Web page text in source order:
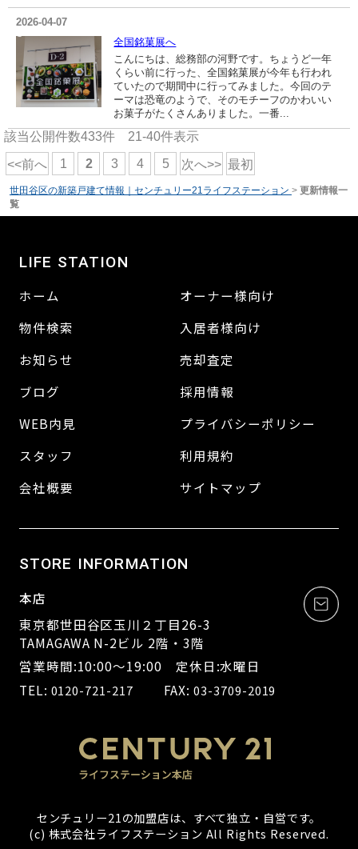
2026-04-07
全国銘菓展へ
こんにちは、総務部の河野です。ちょうど一年
くらい前に行った、全国銘菓展が今年も行われ
ていたので期間中に行ってみました。今回のテ
ーマは恐竜のようで、そのモチーフのかわいい
お菓子がたくさんありました。一番...
該当公開件数433件 21-40件表示
<<前へ 1 2 3 4 5 次へ>> 最初
世田谷区の新築戸建て情報｜センチュリー21ライフステーション > 更新情報一
覧
LIFE STATION
ホーム
物件検索
お知らせ
ブログ
WEB内見
スタッフ
会社概要
オーナー様向け
入居者様向け
売却査定
採用情報
プライバシーポリシー
利用規約
サイトマップ
STORE INFORMATION
本店
東京都世田谷区玉川２丁目26-3
TAMAGAWA N-2ビル 2階・3階
営業時間:10:00～19:00 定休日:水曜日
TEL: 0120-721-217 FAX:03-3709-2019
センチュリー21の加盟店は、すべて独立・自営です。
(c) 株式会社ライフステーション All Rights Reserved.